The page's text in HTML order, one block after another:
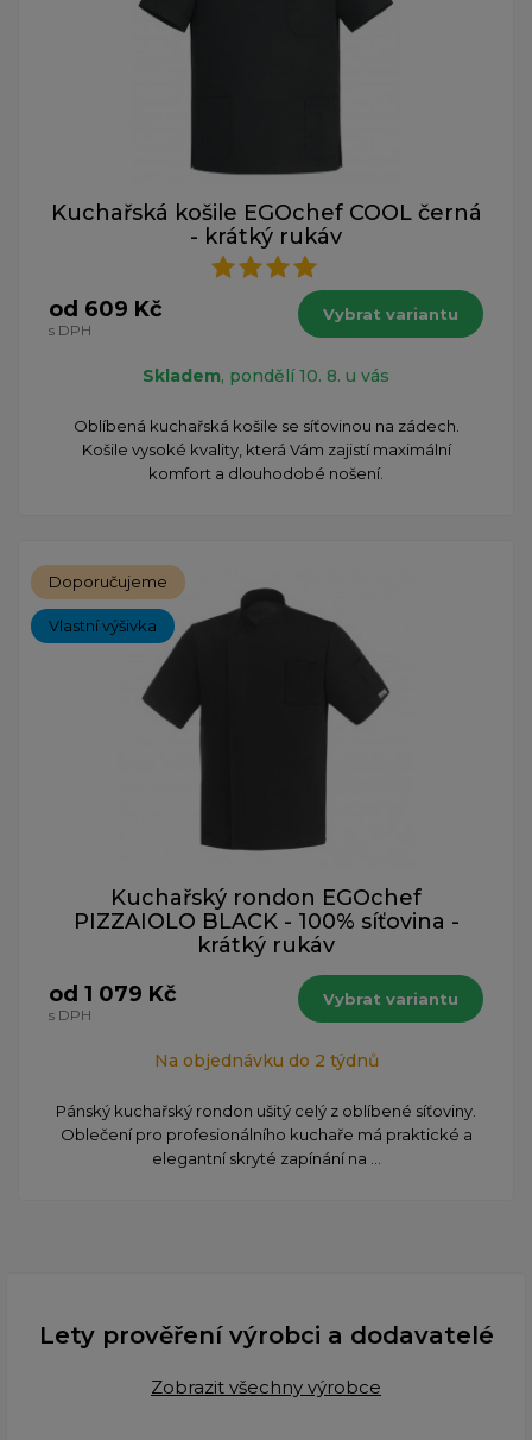
Kuchařská košile EGOchef COOL černá
- krátký rukáv
od 609 Kč
s DPH
Vybrat variantu
Skladem, pondělí 10. 8. u vás
Oblíbená kuchařská košile se síťovinou na zádech.
Košile vysoké kvality, která Vám zajistí maximální
komfort a dlouhodobé nošení.
Doporučujeme
Vlastní výšivka
Kuchařský rondon EGOchef
PIZZAIOLO BLACK - 100% síťovina -
krátký rukáv
od 1 079 Kč
s DPH
Vybrat variantu
Na objednávku do 2 týdnů
Pánský kuchařský rondon ušitý celý z oblíbené síťoviny.
Oblečení pro profesionálního kuchaře má praktické a
elegantní skryté zapínání na ...
Lety prověření výrobci a dodavatelé
Zobrazit všechny výrobce